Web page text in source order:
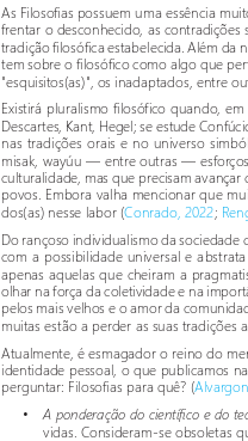
As Filosofias possuem uma essência
frentar o desconhecido, as contradições
tradição filosófica estabelecida. Além da
tem sobre o filosófico como algo que per
"esquisitos(as)", os inadaptados, entre
Existirá pluralismo filosófico quando,
Descartes, Kant, Hegel; se estude
nas tradições orais e no universo
misak, wayúu — entre outras — esfor
culturalidade, mas que precisam avançar
povos. Embora valha mencionar que
dos(as) nesse labor (Conrado, 2022;
Do rançoso individualismo da
com a possibilidade universal e
apenas aquelas que cheiram a
olhar na força da coletividade e na impor
pelos mais velhos e o amor da
muitas estão a perder as suas tradições
Atualmente, é esmagador o reino do
identidade pessoal, o que publicamos
perguntar: Filosofias para quê? (Alvar
A ponderação do científico e do
•
vidas. Consideram-se obsoletas